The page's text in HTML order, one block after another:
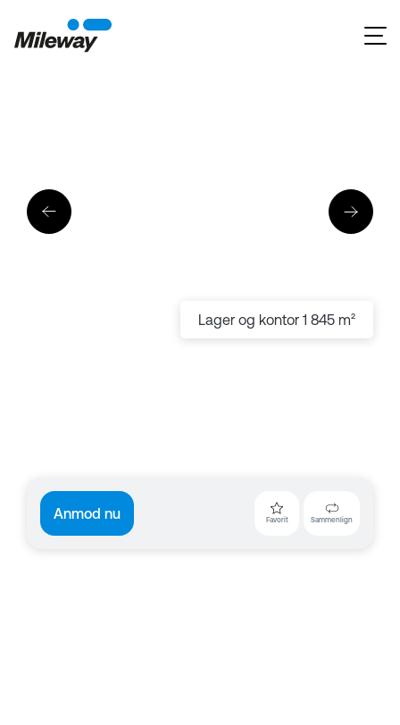
Lager og kontor 1 845 m²
Anmod nu Favorit Sammenlign